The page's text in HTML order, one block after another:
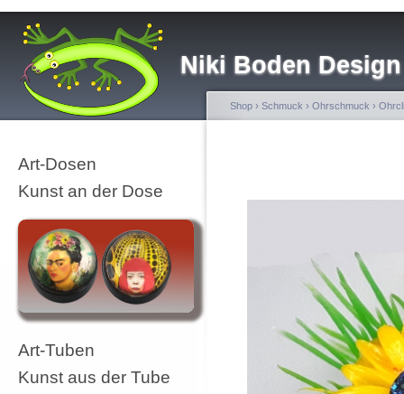
Niki Boden Design
Art-Dosen
Kunst an der Dose
Art-Tuben
Kunst aus der Tube
Shop › Schmuck › Ohrschmuck ›